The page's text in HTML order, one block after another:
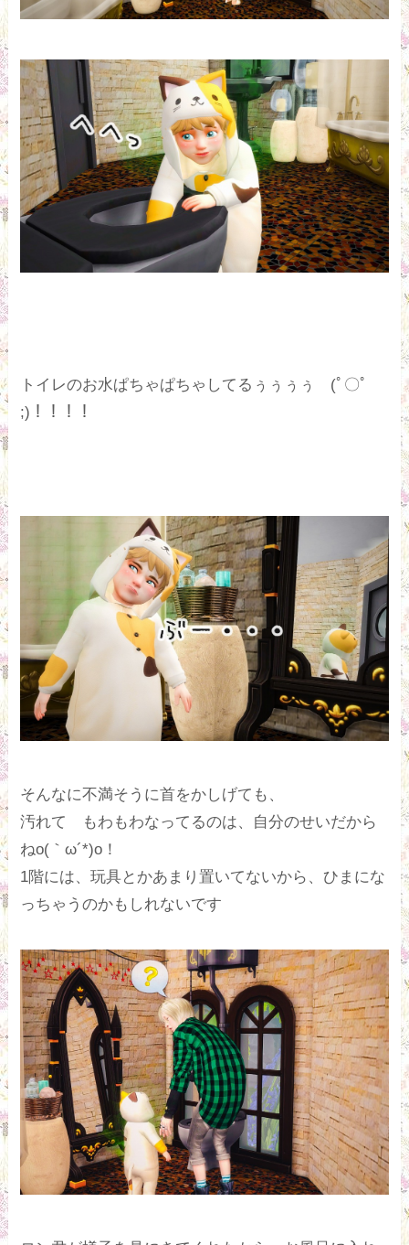
トイレのお水ぱちゃぱちゃしてるぅぅぅぅ (ﾟ〇ﾟ
;)！！！！
そんなに不満そうに首をかしげても、
汚れて もわもわなってるのは、自分のせいだから
ねo(｀ω´*)o！
1階には、玩具とかあまり置いてないから、ひまにな
っちゃうのかもしれないです